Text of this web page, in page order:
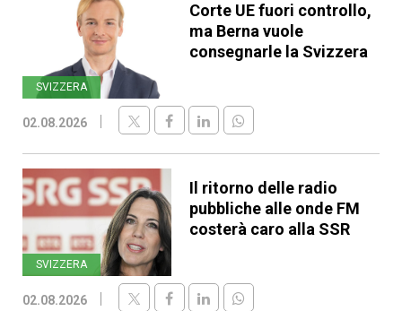
SVIZZERA
Corte UE fuori controllo,
ma Berna vuole
consegnarle la Svizzera
02.08.2026
SVIZZERA
Il ritorno delle radio
pubbliche alle onde FM
costerà caro alla SSR
02.08.2026